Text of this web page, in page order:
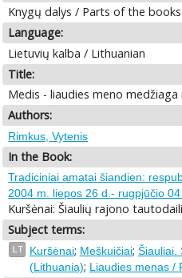
Knygų dalys / Parts of the books
Language:
Lietuvių kalba / Lithuanian
Title:
Medis - liaudies meno medžiaga
Authors:
Rimkus, Vytenis
In the Book:
Tradiciniai amatai šiandien:
2004 m. liepos 26 d.- rugpjūčio
Kuršėnai: Šiaulių rajono
Subject terms:
LT Kuršėnai; Meškuičiai; Šiauliai.
(Lithuania); Liaudies menas /